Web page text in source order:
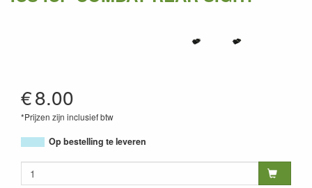
€8.00
*Prijzen zijn inclusief btw
Op bestelling te leveren